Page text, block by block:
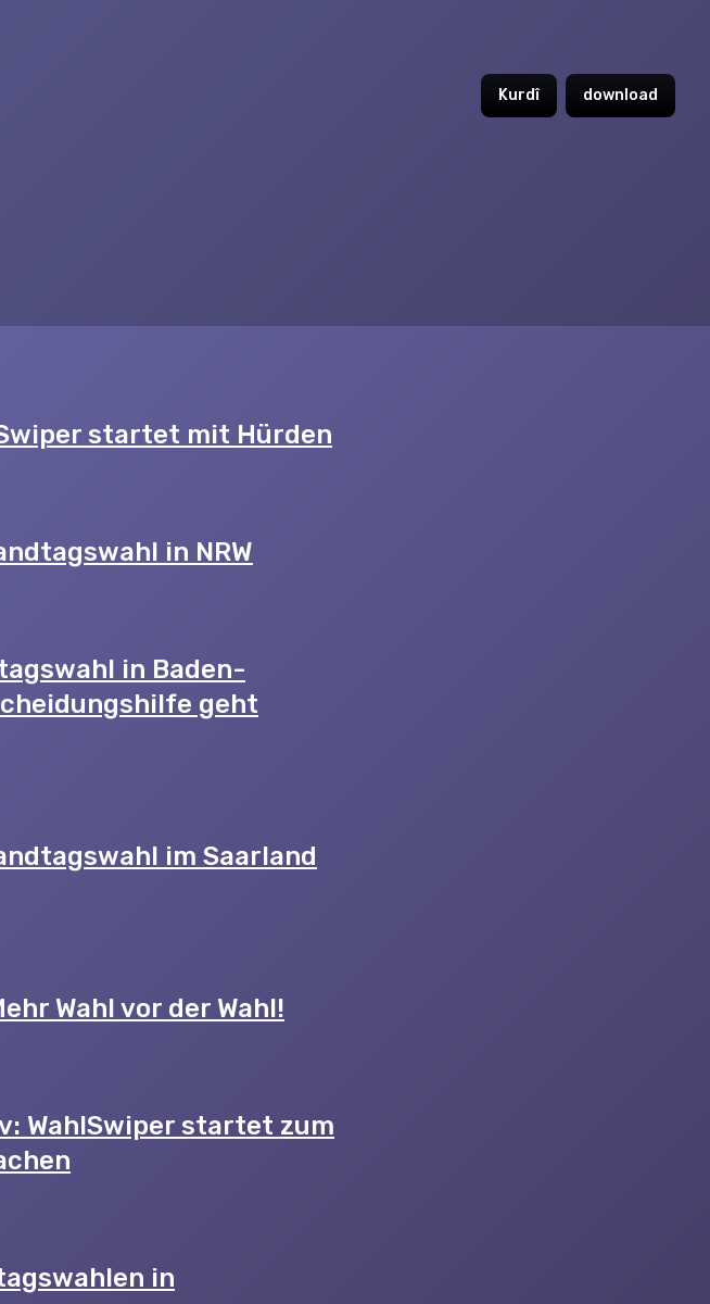
Kurdî download
startet mit Hürden
in NRW
in Baden-
geht
im Saarland
Wahl vor der Wahl!
WahlSwiper startet zum
in